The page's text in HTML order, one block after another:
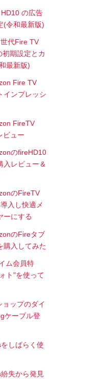
の広告
(令和最新版)
代Fire TV
期設定とカ
最新版)
Fire TV
インプレッシ
FireTV
ビュー
のfireHD10
入レビュー＆
のFireTV
入し快適メ
ーにする
のFireタブ
購入してみた
ム会員特
ト"を使って
ップのダイ
ケーブル登
しばらく使
失から発見